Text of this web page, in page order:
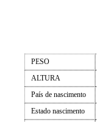
PESO
ALTURA
País de nascimento
Estado nascimento